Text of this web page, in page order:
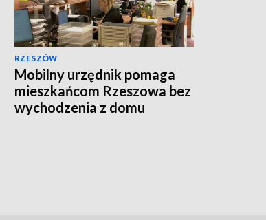
RZESZÓW
Mobilny urzędnik pomaga
mieszkańcom Rzeszowa bez
wychodzenia z domu